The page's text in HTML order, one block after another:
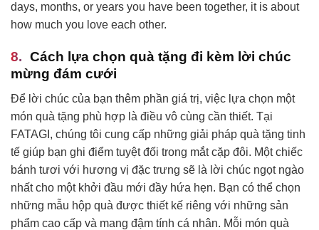
days, months, or years you have been together, it is about
how much you love each other.
Cách lựa chọn quà tặng đi kèm lời chúc
mừng đám cưới
Để lời chúc của bạn thêm phần giá trị, việc lựa chọn một
món quà tặng phù hợp là điều vô cùng cần thiết. Tại
FATAGI, chúng tôi cung cấp những giải pháp quà tặng tinh
tế giúp bạn ghi điểm tuyệt đối trong mắt cặp đôi. Một chiếc
bánh tươi với hương vị đặc trưng sẽ là lời chúc ngọt ngào
nhất cho một khởi đầu mới đầy hứa hẹn. Bạn có thể chọn
những mẫu hộp quà được thiết kế riêng với những sản
phẩm cao cấp và mang đậm tính cá nhân. Mỗi món quà